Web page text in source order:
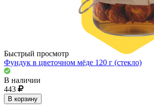
Быстрый просмотр
Фундук в цветочном мёде 120 г (стекло)
В наличии
443
В корзину